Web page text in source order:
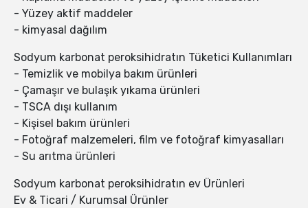
- Yüzey aktif maddeler
- kimyasal dağılım
Sodyum karbonat peroksihidratın Tüketici Kullanımları
- Temizlik ve mobilya bakım ürünleri
- Çamaşır ve bulaşık yıkama ürünleri
- TSCA dışı kullanım
- Kişisel bakım ürünleri
- Fotoğraf malzemeleri, film ve fotoğraf kimyasalları
- Su arıtma ürünleri
Sodyum karbonat peroksihidratın ev Ürünleri
Ev & Ticari / Kurumsal Ürünler